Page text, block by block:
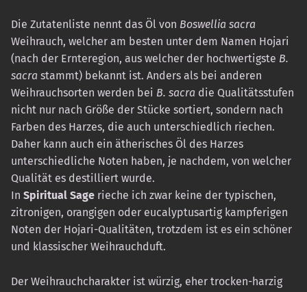
Die Zutatenliste nennt das Öl von Boswellia sacra
Weihrauch, welcher am besten unter dem Namen Hojari
(nach der Ernteregion, aus welcher der hochwertigste B.
sacra stammt) bekannt ist. Anders als bei anderen
Weihrauchsorten werden bei B. sacra die Qualitätsstufen
nicht nur nach Größe der Stücke sortiert, sondern nach
Farben des Harzes, die auch unterschiedlich riechen.
Daher kann auch ein ätherisches Öl des Harzes
unterschiedliche Noten haben, je nachdem, von welcher
Qualität es destilliert wurde.
In Spiritual Sage rieche ich zwar keine der typischen,
zitronigen, orangigen oder eucalyptusartig kampferigen
Noten der Hojari-Qualitäten, trotzdem ist es ein schöner
und klassischer Weihrauchduft.
Der Weihrauchcharakter ist würzig, eher trocken-harzig